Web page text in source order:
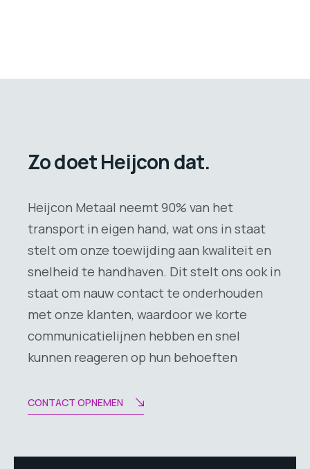
Zo doet Heijcon dat.
Heijcon Metaal neemt 90% van het
transport in eigen hand, wat ons in staat
stelt om onze toewijding aan kwaliteit en
snelheid te handhaven. Dit stelt ons ook in
staat om nauw contact te onderhouden
met onze klanten, waardoor we korte
communicatielijnen hebben en snel
kunnen reageren op hun behoeften
CONTACT OPNEMEN